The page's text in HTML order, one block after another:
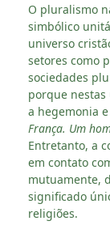
O pluralismo
simbólico
universo
setores como
sociedades
porque
a hegemonia
França. Um
Entretanto, a
em contato
mutuamente,
significado
religiões.